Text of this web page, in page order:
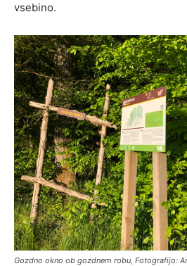
vsebino.
Gozdno okno ob gozdnem robu, Fotografijo: